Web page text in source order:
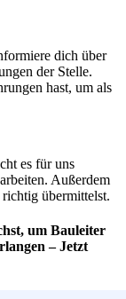
dich über
der Stelle.
hast, um als
es für uns
Außerdem
übermittelst.
um Bauleiter
– Jetzt